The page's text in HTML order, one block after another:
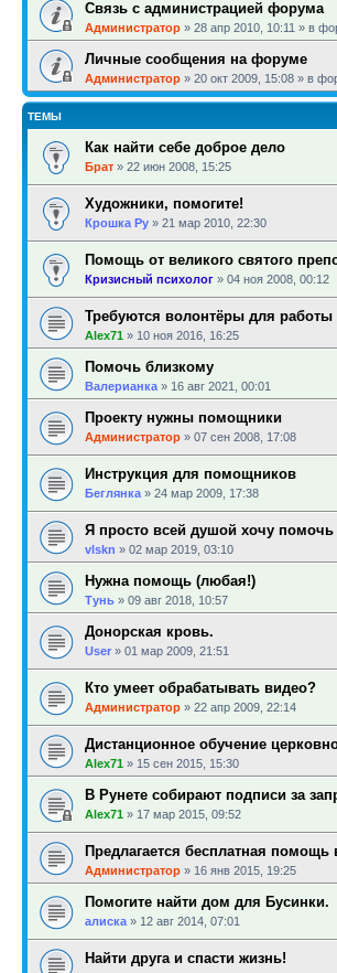
Связь с администрацией форума
Администратор » 28 апр 2010, 10:11 » в
Личные сообщения на форуме
Администратор » 20 окт 2009, 15:08 » в
ТЕМЫ
Как найти себе доброе дело
Брат » 22 июн 2008, 15:25
Художники, помогите!
Крошка Ру » 21 мар 2010, 22:30
Помощь от великого святого
Кризисный психолог » 04 ноя 2008, 00:12
Требуются волонтёры для работы
Alex71 » 10 ноя 2016, 16:25
Помочь близкому
Валерианка » 16 авг 2021, 00:01
Проекту нужны помощники
Администратор » 07 сен 2008, 17:08
Инструкция для помощников
Беглянка » 24 мар 2009, 17:38
Я просто всей душой хочу помочь
vlskn » 02 мар 2019, 03:10
Нужна помощь (любая!)
Тунь » 09 авг 2018, 10:57
Донорская кровь.
User » 01 мар 2009, 21:51
Кто умеет обрабатывать видео?
Администратор » 22 апр 2009, 22:14
Дистанционное обучение
Alex71 » 15 сен 2015, 15:30
В Рунете собирают подписи за
Alex71 » 17 мар 2015, 09:52
Предлагается бесплатная помощь
Администратор » 16 янв 2015, 19:25
Помогите найти дом для Бусинки.
алиска » 12 авг 2014, 07:01
Найти друга и спасти жизнь!